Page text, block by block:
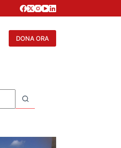
DONA ORA